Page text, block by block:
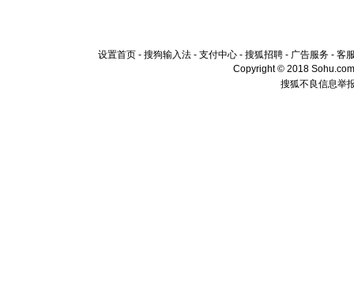
设置首页 - 搜狗输入法 - 支付中心 - 搜狐招聘 - 广告服务 - 客
Copyright © 2018
搜狐不良信息举